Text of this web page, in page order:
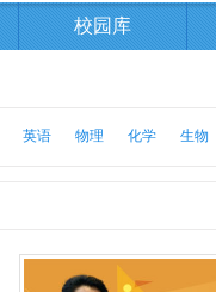
校园库
英语 物理 化学 生物